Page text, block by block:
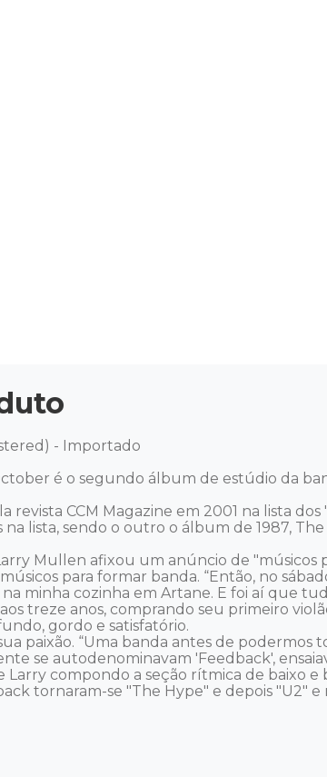
- Importado
é o segundo álbum de estúdio da
revista CCM Magazine em 2001 na lista
lista, sendo o outro o álbum de 1987,
Mullen afixou um anúncio de
para formar banda. “Então, no
minha cozinha em Artane. E foi aí que
treze anos, comprando seu primeiro
gordo e satisfatório.
paixão. “Uma banda antes de podermos
se autodenominavam 'Feedback',
compondo a seção rítmica de baixo e
tornaram-se "The Hype" e depois "U2"